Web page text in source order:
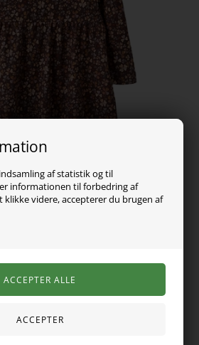
af statistik og til
informationen til forbedring af
klikke videre, accepterer du brugen af